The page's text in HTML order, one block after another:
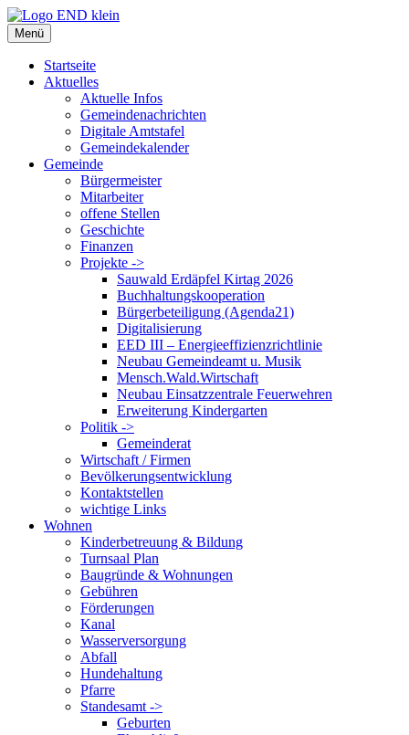
Zum
Inhalt
springen
Menü
Startseite
Aktuelles
Aktuelle Infos
Gemeindenachrichten
Digitale Amtstafel
Gemeindekalender
Gemeinde
Bürgermeister
Mitarbeiter
offene Stellen
Geschichte
Finanzen
Projekte ->
Sauwald Erdäpfel Kirtag 2026
Buchhaltungskooperation
Bürgerbeteiligung (Agenda21)
Digitalisierung
EED III – Energieeffizienzrichtlinie
Neubau Gemeindeamt u. Musik
Mensch.Wald.Wirtschaft
Neubau Einsatzzentrale Feuerwehren
Erweiterung Kindergarten
Politik ->
Gemeinderat
Wirtschaft / Firmen
Bevölkerungsentwicklung
Kontaktstellen
wichtige Links
Wohnen
Kinderbetreuung & Bildung
Turnsaal Plan
Baugründe & Wohnungen
Gebühren
Förderungen
Kanal
Wasserversorgung
Abfall
Hundehaltung
Pfarre
Standesamt ->
Geburten